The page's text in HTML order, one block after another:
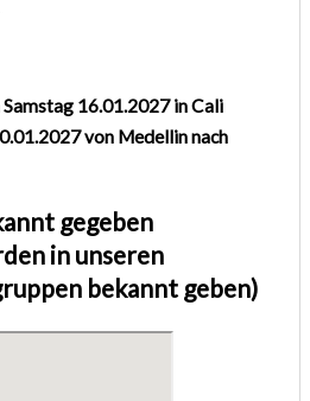
16.01.2027 in Cali
von Medellin nach
gegeben
in unseren
bekannt geben)